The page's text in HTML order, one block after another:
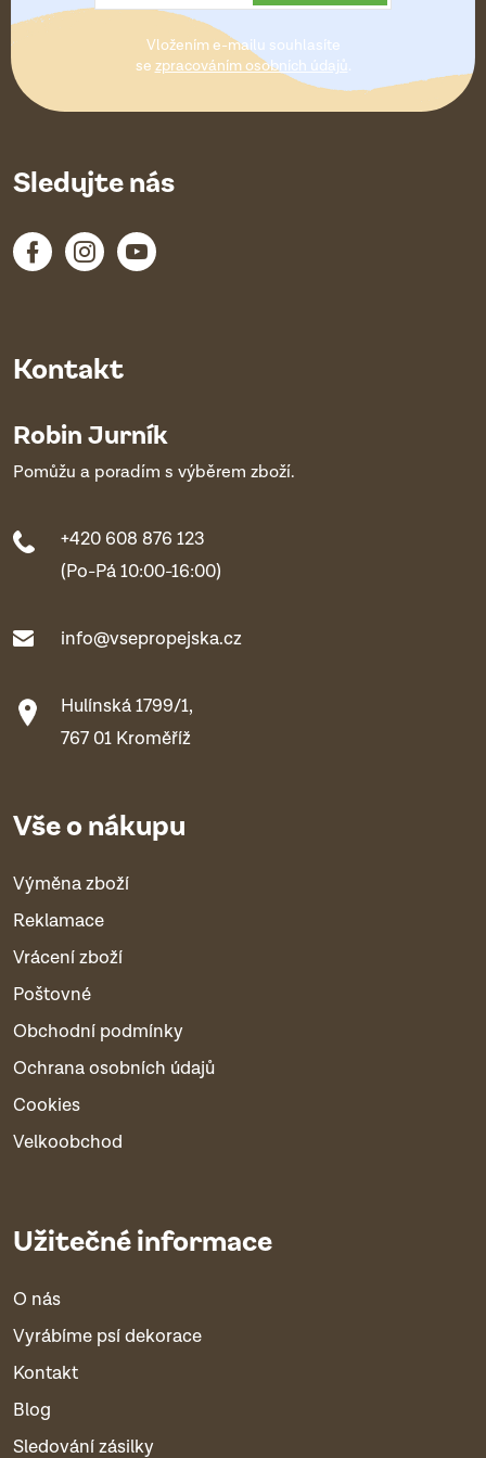
t
Vložením e-mailu souhlasíte
se zpracováním osobních údajů.
Kontakt
Robin Jurník
Pomůžu a poradím s výběrem zboží.
+420 608 876 123
(Po-Pá 10:00-16:00)
info@vsepropejska.cz
Hulínská 1799/1,
767 01 Kroměříž
Vše o nákupu
Výměna zboží
Reklamace
Vrácení zboží
Poštovné
Obchodní podmínky
Ochrana osobních údajů
Cookies
Velkoobchod
Užitečné informace
O nás
Vyrábíme psí dekorace
Kontakt
Blog
Sledování zásilky
Sledujte nás